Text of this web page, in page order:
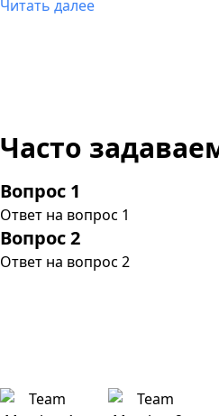
Читать далее
Часто
Вопрос 1
Ответ на вопрос 1
Вопрос 2
Ответ на вопрос 2